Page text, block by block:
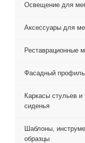
Освещение для
Аксессуары для
Реставрационные
Фасадный профиль
Каркасы стульев и
сиденья
Шаблоны,
образцы